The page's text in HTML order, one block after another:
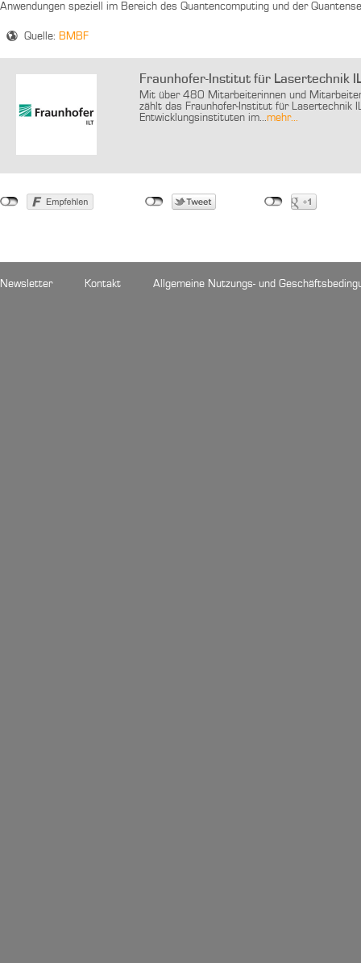
Anwendungen speziell im Bereich des Quantencomputing und der
Quelle: BMBF
Fraunhofer-Institut für Lasertechnik
Mit über 480 Mitarbeiterinnen und
zählt das Fraunhofer-Institut für Lasertechnik
Entwicklungsinstituten im...mehr...
Newsletter Kontakt Allgemeine Nutzungs- und